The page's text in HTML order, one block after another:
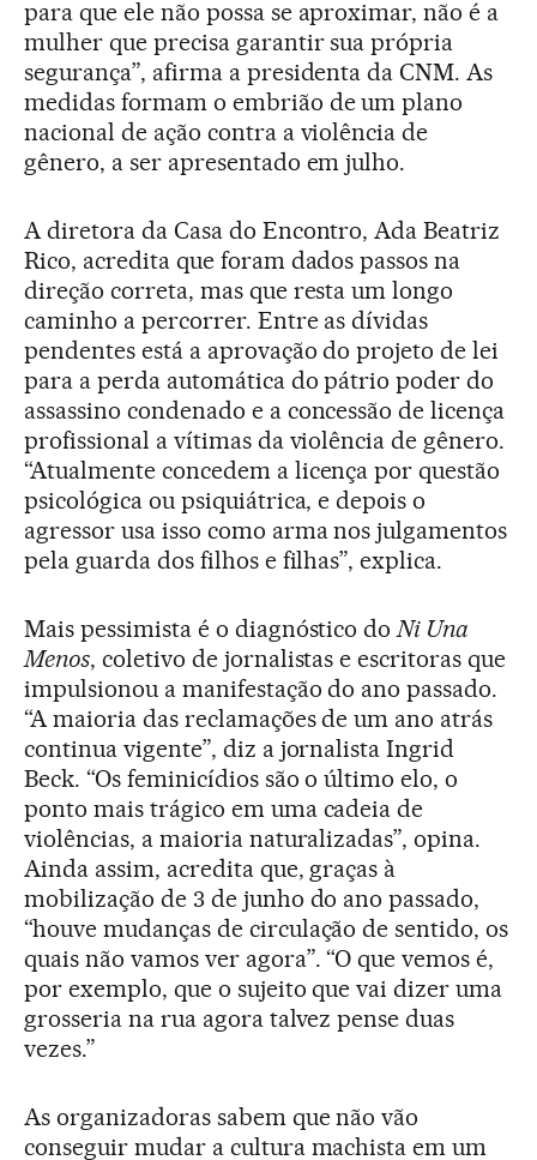
para que ele não possa se aproximar, não é a
mulher que precisa garantir sua própria
segurança”, afirma a presidenta da CNM. As
medidas formam o embrião de um plano
nacional de ação contra a violência de
gênero, a ser apresentado em julho.
A diretora da Casa do Encontro, Ada Beatriz
Rico, acredita que foram dados passos na
direção correta, mas que resta um longo
caminho a percorrer. Entre as dívidas
pendentes está a aprovação do projeto de lei
para a perda automática do pátrio poder do
assassino condenado e a concessão de licença
profissional a vítimas da violência de gênero.
“Atualmente concedem a licença por questão
psicológica ou psiquiátrica, e depois o
agressor usa isso como arma nos julgamentos
pela guarda dos filhos e filhas”, explica.
Mais pessimista é o diagnóstico doNi Una
Menos, coletivo de jornalistas e escritoras que
impulsionou a manifestação do ano passado.
“A maioria das reclamações de um ano atrás
continua vigente”, diz a jornalista Ingrid
Beck. “Os feminicídios são o último elo, o
ponto mais trágico em uma cadeia de
violências, a maioria naturalizadas”, opina.
Ainda assim, acredita que, graças à
mobilização de 3 de junho do ano passado,
“houve mudanças de circulação de sentido, os
quais não vamos ver agora”. “O que vemos é,
por exemplo, que o sujeito que vai dizer uma
grosseria na rua agora talvez pense duas
vezes.”
As organizadoras sabem que não vão
conseguir mudar a cultura machista em um